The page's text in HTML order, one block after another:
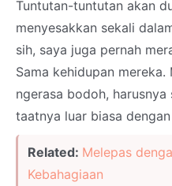
Tuntutan-tuntutan akan
menyesakkan sekali
sih, saya juga pernah
Sama kehidupan
ngerasa bodoh,
taatnya luar biasa
Related: Melepas
Kebahagiaan